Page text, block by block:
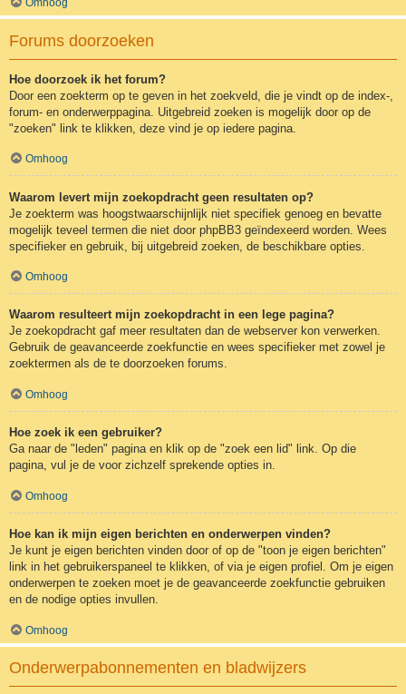
Omhoog
Forums doorzoeken
Hoe doorzoek ik het forum?
Door een zoekterm op te geven in het zoekveld, die je vindt op de index-,
forum- en onderwerppagina. Uitgebreid zoeken is mogelijk door op de
"zoeken" link te klikken, deze vind je op iedere pagina.
Omhoog
Waarom levert mijn zoekopdracht geen resultaten op?
Je zoekterm was hoogstwaarschijnlijk niet specifiek genoeg en bevatte
mogelijk teveel termen die niet door phpBB3 geïndexeerd worden. Wees
specifieker en gebruik, bij uitgebreid zoeken, de beschikbare opties.
Omhoog
Waarom resulteert mijn zoekopdracht in een lege pagina?
Je zoekopdracht gaf meer resultaten dan de webserver kon verwerken.
Gebruik de geavanceerde zoekfunctie en wees specifieker met zowel je
zoektermen als de te doorzoeken forums.
Omhoog
Hoe zoek ik een gebruiker?
Ga naar de "leden" pagina en klik op de "zoek een lid" link. Op die
pagina, vul je de voor zichzelf sprekende opties in.
Omhoog
Hoe kan ik mijn eigen berichten en onderwerpen vinden?
Je kunt je eigen berichten vinden door of op de "toon je eigen berichten"
link in het gebruikerspaneel te klikken, of via je eigen profiel. Om je eigen
onderwerpen te zoeken moet je de geavanceerde zoekfunctie gebruiken
en de nodige opties invullen.
Omhoog
Onderwerpabonnementen en bladwijzers